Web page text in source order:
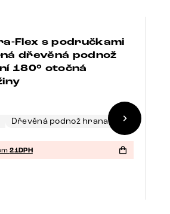
Flex s područkami
dřevěná podnož
180° otočná
Dřevěná podnož hranatá
21DPH